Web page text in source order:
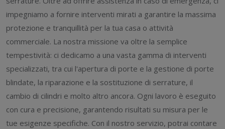
impegniamo a fornire interventi mirati a garantire la massima
protezione e tranquillità per la tua casa o attività
commerciale. La nostra missione va oltre la semplice
tempestività: ci dedicamo a una vasta gamma di interventi
specializzati, tra cui l'apertura di porte e la gestione di porte
blindate, la riparazione e la sostituzione di serrature, il
cambio di cilindri e molto altro ancora. Ogni lavoro è eseguito
con cura e precisione, garantendo risultati su misura per le
tue esigenze specifiche. Con il nostro servizio, potrai contare